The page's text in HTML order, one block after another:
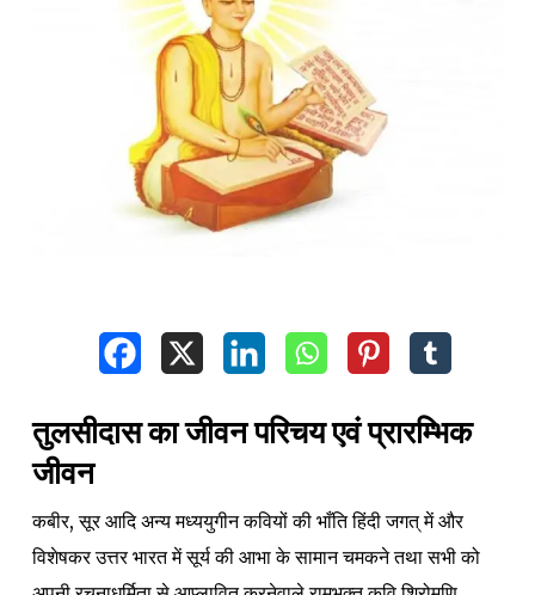
तुलसीदास का जीवन परिचय एवं प्रारम्भिक
जीवन
कबीर, सूर आदि अन्य मध्ययुगीन कवियों की भाँति हिंदी जगत् में और
विशेषकर उत्तर भारत में सूर्य की आभा के सामान चमकने तथा सभी को